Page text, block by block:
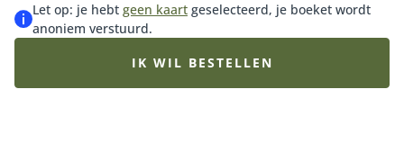
Let op: je hebt geen kaart geselecteerd, je boeket wordt
anoniem verstuurd.
IK WIL BESTELLEN